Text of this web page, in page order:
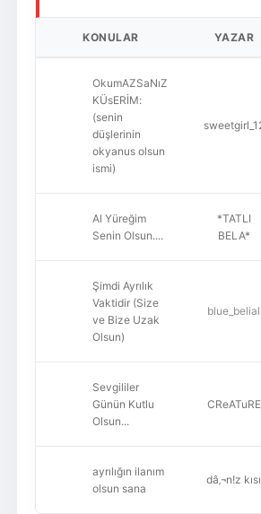
KONULAR YAZAR
OkumAZSaNıZ
KÜsERİM:
(senin
düşlerinin
okyanus olsun
ismi)
Al Yüreğim
Senin Olsun....
*TATLI
BELA*
Şimdi Ayrılık
Vaktidir (Size
ve Bize Uzak
Olsun)
blue_belial
Sevgililer
Günün Kutlu
Olsun...
CReATuRE
ayrılığın ilanım
olsun sana
dâ‚¬n!z kısı